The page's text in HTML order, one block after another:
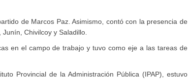
de Marcos Paz. Asimismo, contó con la presencia de
Chivilcoy y Saladillo.
en el campo de trabajo y tuvo como eje a las tareas de
Provincial de la Administración Pública (IPAP), estuvo